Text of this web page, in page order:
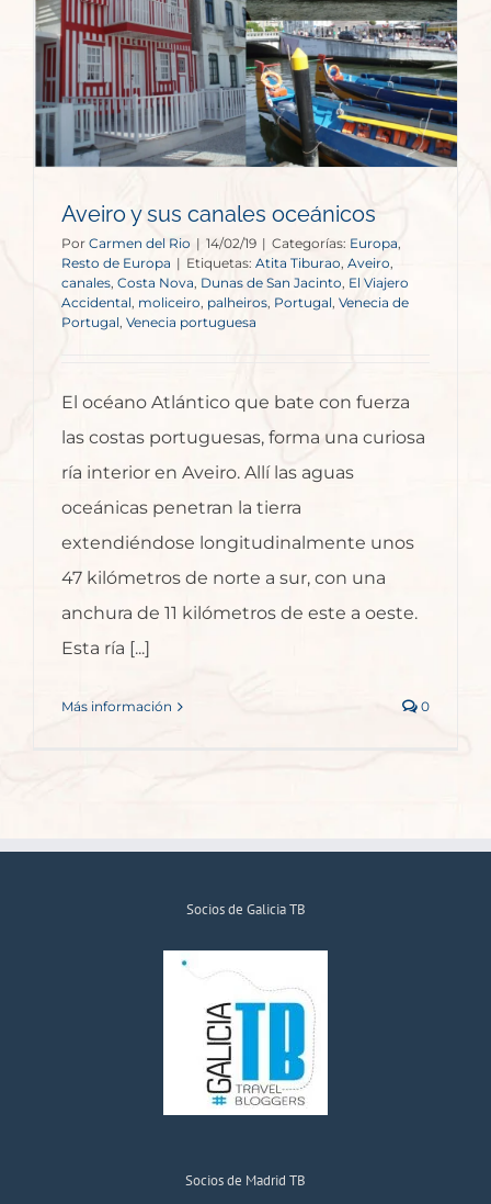
Aveiro y sus canales oceánicos
Por Carmen del Rio | 14/02/19 | Categorías: Europa,
Resto de Europa | Etiquetas: Atita Tiburao, Aveiro,
canales, Costa Nova, Dunas de San Jacinto, El Viajero
Accidental, moliceiro, palheiros, Portugal, Venecia de
Portugal, Venecia portuguesa
El océano Atlántico que bate con fuerza
las costas portuguesas, forma una curiosa
ría interior en Aveiro. Allí las aguas
oceánicas penetran la tierra
extendiéndose longitudinalmente unos
47 kilómetros de norte a sur, con una
anchura de 11 kilómetros de este a oeste.
Esta ría [...]
Más información 0
Socios de Galicia TB
Socios de Madrid TB